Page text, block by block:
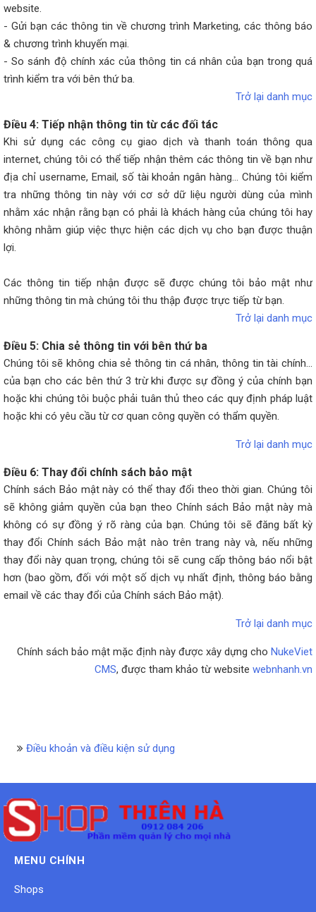
website.
- Gửi bạn các thông tin về chương trình Marketing, các thông báo
& chương trình khuyến mại.
- So sánh độ chính xác của thông tin cá nhân của bạn trong quá
trình kiểm tra với bên thứ ba.
Trở lại danh mục
Điều 4: Tiếp nhận thông tin từ các đối tác
Khi sử dụng các công cụ giao dịch và thanh toán thông qua
internet, chúng tôi có thể tiếp nhận thêm các thông tin về bạn như
địa chỉ username, Email, số tài khoản ngân hàng... Chúng tôi kiểm
tra những thông tin này với cơ sở dữ liệu người dùng của mình
nhằm xác nhận rằng bạn có phải là khách hàng của chúng tôi hay
không nhằm giúp việc thực hiện các dịch vụ cho bạn được thuận
lợi.
Các thông tin tiếp nhận được sẽ được chúng tôi bảo mật như
những thông tin mà chúng tôi thu thập được trực tiếp từ bạn.
Trở lại danh mục
Điều 5: Chia sẻ thông tin với bên thứ ba
Chúng tôi sẽ không chia sẻ thông tin cá nhân, thông tin tài chính...
của bạn cho các bên thứ 3 trừ khi được sự đồng ý của chính bạn
hoặc khi chúng tôi buộc phải tuân thủ theo các quy định pháp luật
hoặc khi có yêu cầu từ cơ quan công quyền có thẩm quyền.
Trở lại danh mục
Điều 6: Thay đổi chính sách bảo mật
Chính sách Bảo mật này có thể thay đổi theo thời gian. Chúng tôi
sẽ không giảm quyền của bạn theo Chính sách Bảo mật này mà
không có sự đồng ý rõ ràng của bạn. Chúng tôi sẽ đăng bất kỳ
thay đổi Chính sách Bảo mật nào trên trang này và, nếu những
thay đổi này quan trọng, chúng tôi sẽ cung cấp thông báo nổi bật
hơn (bao gồm, đối với một số dịch vụ nhất định, thông báo bằng
email về các thay đổi của Chính sách Bảo mật).
Trở lại danh mục
Chính sách bảo mật mặc định này được xây dựng cho NukeViet
CMS, được tham khảo từ website webnhanh.vn
Điều khoản và điều kiện sử dụng
MENU CHÍNH
Shops